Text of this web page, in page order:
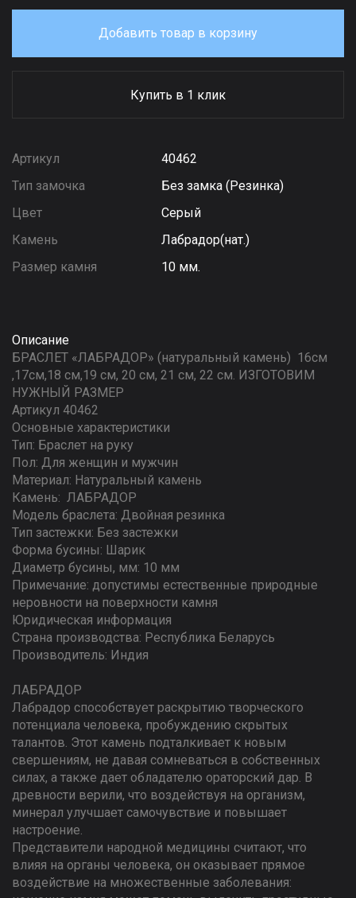
Добавить товар в корзину
Купить в 1 клик
Артикул
40462
Тип замочка
Без замка (Резинка)
Цвет
Серый
Камень
Лабрадор(нат.)
Размер камня
10 мм.
Описание
БРАСЛЕТ «ЛАБРАДОР» (натуральный камень) 16см
,17см,18 см,19 см, 20 см, 21 см, 22 см. ИЗГОТОВИМ
НУЖНЫЙ РАЗМЕР
Артикул 40462
Основные характеристики
Тип: Браслет на руку
Пол: Для женщин и мужчин
Материал: Натуральный камень
Камень: ЛАБРАДОР
Модель браслета: Двойная резинка
Тип застежки: Без застежки
Форма бусины: Шарик
Диаметр бусины, мм: 10 мм
Примечание: допустимы естественные природные
неровности на поверхности камня
Юридическая информация
Страна производства: Республика Беларусь
Производитель: Индия
ЛАБРАДОР
Лабрадор способствует раскрытию творческого
потенциала человека, пробуждению скрытых
талантов. Этот камень подталкивает к новым
свершениям, не давая сомневаться в собственных
силах, а также дает обладателю ораторский дар. В
древности верили, что воздействуя на организм,
минерал улучшает самочувствие и повышает
настроение.
Представители народной медицины считают, что
влияя на органы человека, он оказывает прямое
воздействие на множественные заболевания: